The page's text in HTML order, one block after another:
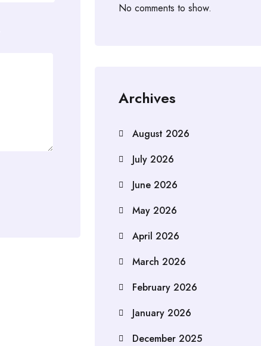
No comments to show.
Archives
August 2026
July 2026
June 2026
May 2026
April 2026
March 2026
February 2026
January 2026
December 2025